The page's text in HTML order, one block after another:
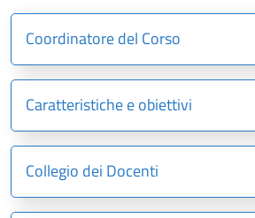
Coordinatore del Corso
Caratteristiche e obiettivi
Collegio dei Docenti